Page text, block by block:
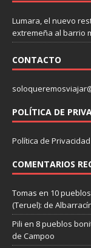
Lumara, el nuevo
extremeña al barrio
CONTACTO
POLÍTICA DE
Política de Privacidad
COMENTARIOS
Tomas en 10
(Teruel): de
Pili en 8 pueblos
de Campoo